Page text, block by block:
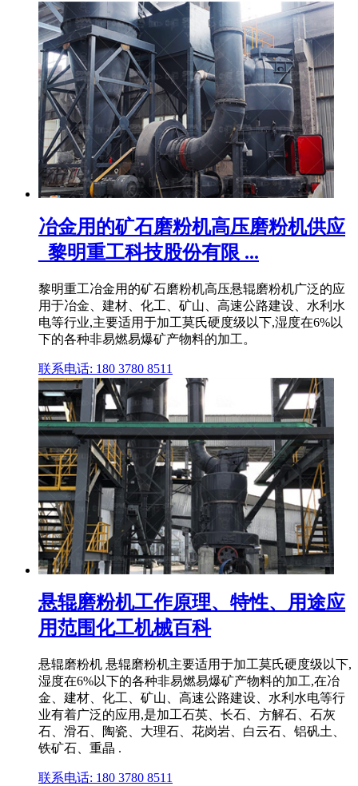
冶金用的矿石磨粉机高压磨粉机供应
_黎明重工科技股份有限 ...
黎明重工冶金用的矿石磨粉机高压悬辊磨粉机广泛的应
用于冶金、建材、化工、矿山、高速公路建设、水利水
电等行业,主要适用于加工莫氏硬度级以下,湿度在6%以
下的各种非易燃易爆矿产物料的加工。
联系电话: 180 3780 8511
悬辊磨粉机工作原理、特性、用途应
用范围化工机械百科
悬辊磨粉机 悬辊磨粉机主要适用于加工莫氏硬度级以下,
湿度在6%以下的各种非易燃易爆矿产物料的加工,在冶
金、建材、化工、矿山、高速公路建设、水利水电等行
业有着广泛的应用,是加工石英、长石、方解石、石灰
石、滑石、陶瓷、大理石、花岗岩、白云石、铝矾土、
铁矿石、重晶 .
联系电话: 180 3780 8511